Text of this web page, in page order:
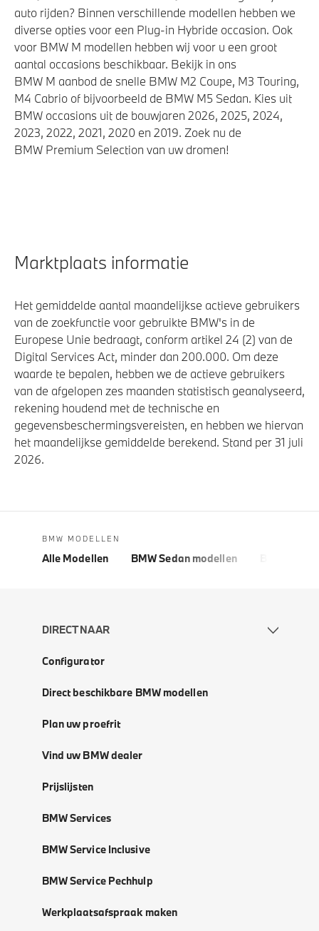
auto rijden? Binnen verschillende modellen hebben we
diverse opties voor een Plug-in Hybride occasion. Ook
voor BMW M modellen hebben wij voor u een groot
aantal occasions beschikbaar. Bekijk in ons
BMW M aanbod de snelle BMW M2 Coupe, M3 Touring,
M4 Cabrio of bijvoorbeeld de BMW M5 Sedan. Kies uit
BMW occasions uit de bouwjaren 2026, 2025, 2024,
2023, 2022, 2021, 2020 en 2019. Zoek nu de
BMW Premium Selection van uw dromen!
Marktplaats informatie
Het gemiddelde aantal maandelijkse actieve gebruikers
van de zoekfunctie voor gebruikte BMW's in de
Europese Unie bedraagt, conform artikel 24 (2) van de
Digital Services Act, minder dan 200.000. Om deze
waarde te bepalen, hebben we de actieve gebruikers
van de afgelopen zes maanden statistisch geanalyseerd,
rekening houdend met de technische en
gegevensbeschermingsvereisten, en hebben we hiervan
het maandelijkse gemiddelde berekend. Stand per 31 juli
2026.
BMW MODELLEN
Alle Modellen BMW Sedan modellen
DIRECT NAAR
Configurator
Direct beschikbare BMW modellen
Plan uw proefrit
Vind uw BMW dealer
Prijslijsten
BMW Services
BMW Service Inclusive
BMW Service Pechhulp
Werkplaatsafspraak maken